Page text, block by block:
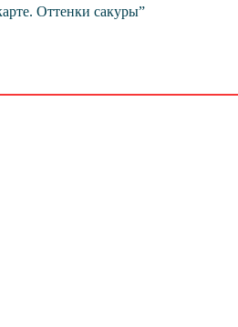
Оттенки сакуры”